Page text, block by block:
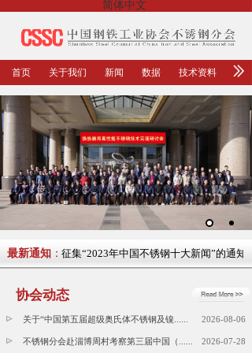
简体中文
首页 关于我们 新闻 数据 技术资料
最新通知 ：
关于征集“2023年中国不锈钢十大新闻”的通知
协会动态
关于“中国第五届超级奥氏体不锈钢及镍...... 2026-08-06
不锈钢分会赴淄博周村考察第三届中国（...... 2026-07-28